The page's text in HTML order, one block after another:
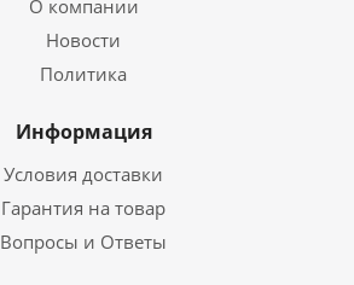
О компании
Новости
Политика
Информация
Условия доставки
Гарантия на товар
Вопросы и Ответы